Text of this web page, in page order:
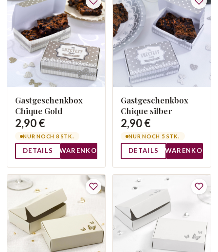
Gastgeschenkbox
Chique Gold
2,90 €
NUR NOCH 8 STK.
DETAILS WARENKORB
Gastgeschenkbox
Chique silber
2,90 €
NUR NOCH 5 STK.
DETAILS WARENKORB